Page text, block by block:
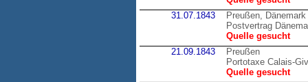
31.07.1843
Preußen, Dänemark
Postvertrag
Quelle gesucht
21.09.1843
Preußen
Portotaxe Calais-
Quelle gesucht